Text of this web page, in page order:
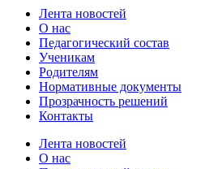
Официальный сайт учебного заведения
Лента новостей
О нас
Педагогический состав
Ученикам
Родителям
Нормативные документы
Прозрачность решений
Контакты
Лента новостей
О нас